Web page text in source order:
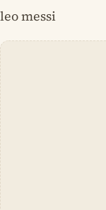
leo messi